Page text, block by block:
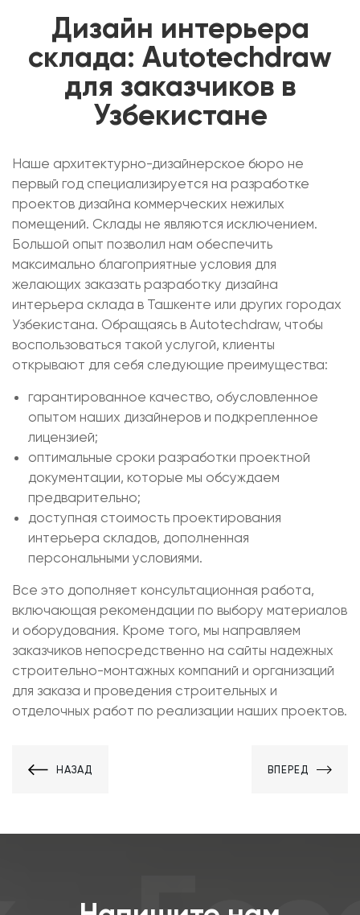
Дизайн интерьера
склада: Autotechdraw
для заказчиков в
Узбекистане
Наше архитектурно-дизайнерское бюро не
первый год специализируется на разработке
проектов дизайна коммерческих нежилых
помещений. Склады не являются исключением.
Большой опыт позволил нам обеспечить
максимально благоприятные условия для
желающих заказать разработку дизайна
интерьера склада в Ташкенте или других городах
Узбекистана. Обращаясь в Autotechdraw, чтобы
воспользоваться такой услугой, клиенты
открывают для себя следующие преимущества:
гарантированное качество, обусловленное
опытом наших дизайнеров и подкрепленное
лицензией;
оптимальные сроки разработки проектной
документации, которые мы обсуждаем
предварительно;
доступная стоимость проектирования
интерьера складов, дополненная
персональными условиями.
Все это дополняет консультационная работа,
включающая рекомендации по выбору материалов
и оборудования. Кроме того, мы направляем
заказчиков непосредственно на сайты надежных
строительно-монтажных компаний и организаций
для заказа и проведения строительных и
отделочных работ по реализации наших проектов.
НАЗАД ВПЕРЕД